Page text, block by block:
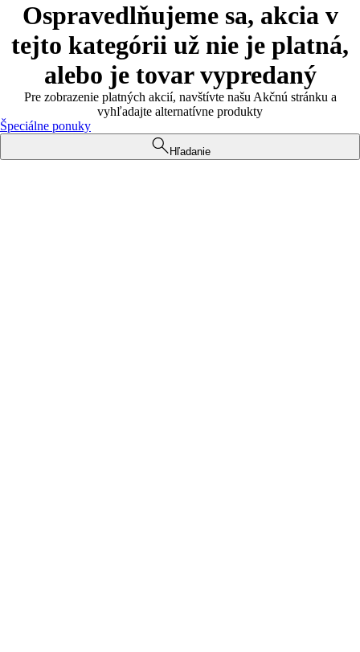
Ospravedlňujeme sa, akcia v
tejto kategórii už nie je platná,
alebo je tovar vypredaný
Pre zobrazenie platných akcií, navštívte našu Akčnú stránku a
vyhľadajte alternatívne produkty
Špeciálne ponuky
Hľadanie